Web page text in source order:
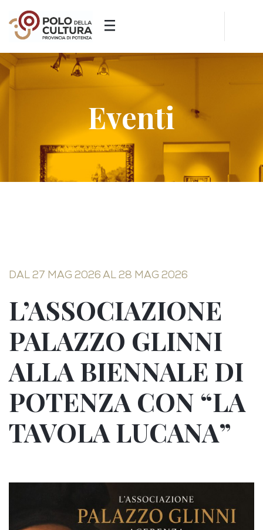
Eventi
DAL 27 MAG 2026 AL 28 MAG 2026
L’ASSOCIAZIONE
PALAZZO GLINNI
ALLA BIENNALE DI
POTENZA CON “LA
TAVOLA LUCANA”